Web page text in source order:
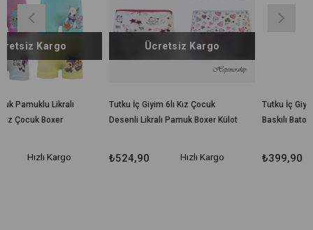
Tutku İç Giyim 6lı Kız Çocuk
Desenli Likralı Pamuk Boxer Külot
₺524,90
Ücretsiz Kargo
Hızlı Kargo
Tutku İç Giyim 6lı Kız Çocuk
Baskılı Bato Pamuklu Slip Külot
₺399,90 Hızlı Kargo